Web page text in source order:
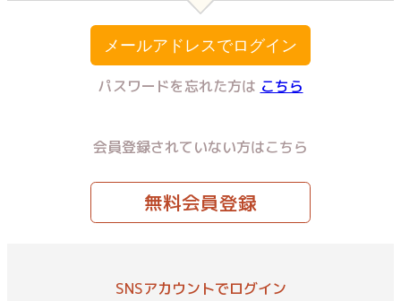
メールアドレスでログイン
パスワードを忘れた方は こちら
会員登録されていない方はこちら
無料会員登録
SNSアカウントでログイン